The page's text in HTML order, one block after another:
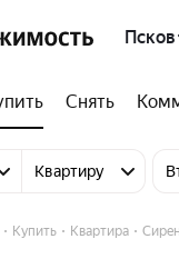
Псков
Снять
Квартиру
Купить Квартира